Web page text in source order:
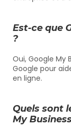
Est-ce que
?
Oui, Google
Google pour
en ligne.
Quels sont
My